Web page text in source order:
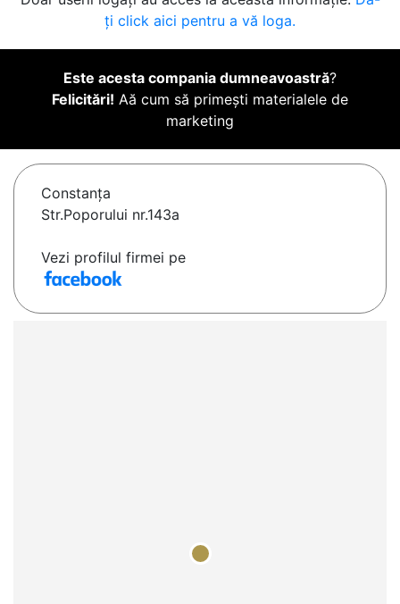
ți click aici pentru a vă loga.
Este acesta compania dumneavoastră?
Felicitări! Aă cum să primești materialele de
marketing
Constanţa
Str.Poporului nr.143a
Vezi profilul firmei pe